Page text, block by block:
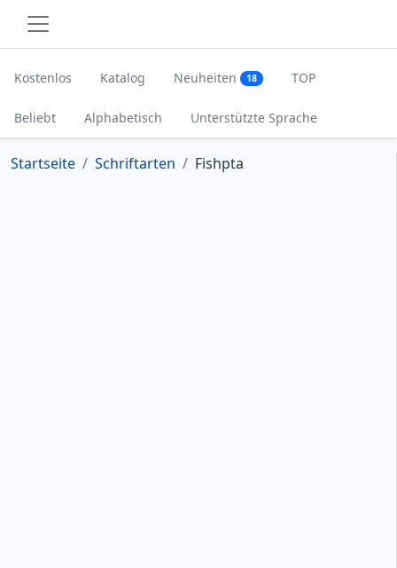
Kostenlos Katalog Neuheiten 18 TOP
Beliebt Alphabetisch Unterstützte Sprache
Startseite Schriftarten Fishpta